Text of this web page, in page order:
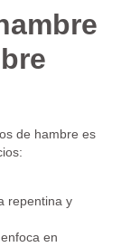
de hambre es
repentina y
en